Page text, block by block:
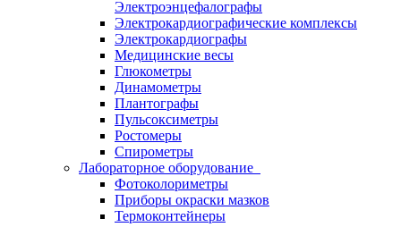
Электроэнцефалографы
Электрокардиографические комплексы
Электрокардиографы
Медицинские весы
Глюкометры
Динамометры
Плантографы
Пульсоксиметры
Ростомеры
Спирометры
Лабораторное оборудование
Фотоколориметры
Приборы окраски мазков
Термоконтейнеры